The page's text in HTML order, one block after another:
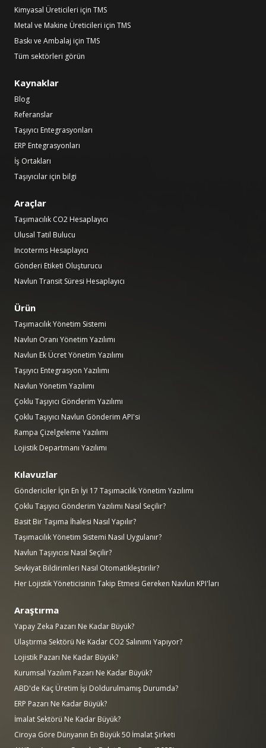
Kimyasal Üreticileri için TMS
Metal ve Makine Üreticileri için TMS
Baskı ve Ambalaj için TMS
Tüm sektörleri görün
Kaynaklar
Blog
Referanslar
Taşıyıcı Entegrasyonları
ERP Entegrasyonları
İş Ortakları
Taşıyıcılar için bilgi
Araçlar
Taşımacılık CO2 Hesaplayıcı
Ulusal Tatil Bulucu
Incoterms Hesaplayıcı
Gönderi Etiketi Oluşturucu
Navlun Transit Süresi Hesaplayıcı
Ürün
Taşımacılık Yönetim Sistemi
Navlun Oranı Yönetim Yazılımı
Navlun Ek Ücret Yönetim Yazılımı
Taşıyıcı Entegrasyon Yazılımı
Navlun Yönetim Yazılımı
Çoklu Taşıyıcı Gönderim Yazılımı
Çoklu Taşıyıcı Navlun Gönderim API'si
Rampa Çizelgeleme Yazılımı
Lojistik Departmanı Yazılımı
Kılavuzlar
Göndericiler İçin En İyi 17 Taşımacılık Yönetim Yazılımı
Çoklu Taşıyıcı Gönderim Yazılımı Nasıl Seçilir?
Basit Bir Taşıma İhalesi Nasıl Yapılır?
Taşımacılık Yönetim Sistemi Nasıl Uygulanır?
Navlun Taşıyıcısı Nasıl Seçilir?
Sevkiyat Bildirimleri Nasıl Otomatikleştirilir?
Her Lojistik Yöneticisinin Takip Etmesi Gereken Navlun KPI'ları
Araştırma
Yapay Zeka Pazarı Ne Kadar Büyük?
Ulaştırma Sektörü Ne Kadar CO2 Salınımı Yapıyor?
Lojistik Pazarı Ne Kadar Büyük?
Kurumsal Yazılım Pazarı Ne Kadar Büyük?
ABD'de Kaç Üretim İşi Doldurulmamış Durumda?
ERP Pazarı Ne Kadar Büyük?
İmalat Sektörü Ne Kadar Büyük?
Ciroya Göre Dünyanın En Büyük 50 İmalat Şirketi